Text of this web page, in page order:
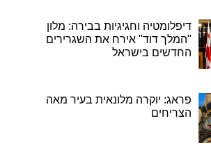
דיפלומטיה וחגיגיות בבירה: מלון
"המלך דוד" אירח את השגרירים
החדשים בישראל
פראג: יוקרה מלונאית בעיר מאה
הצריחים